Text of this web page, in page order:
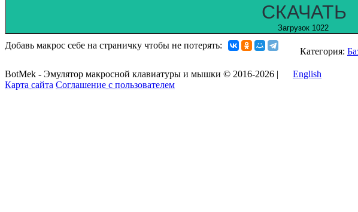
СКАЧАТЬ
Загрузок 1022
Добавь макрос себе на страничку чтобы не потерять:
Категория:
BotMek - Эмулятор макросной клавиатуры и мышки © 2016-2026 |
English
Карта сайта Соглашение с пользователем